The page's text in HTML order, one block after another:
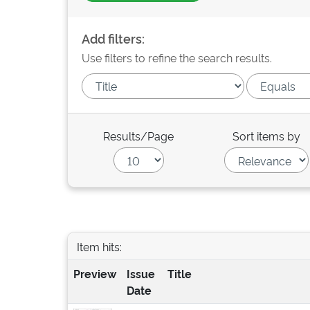
Add filters:
Use filters to refine the search results.
Results/Page Sort items by
Item hits:
Preview
Issue
Date
Title